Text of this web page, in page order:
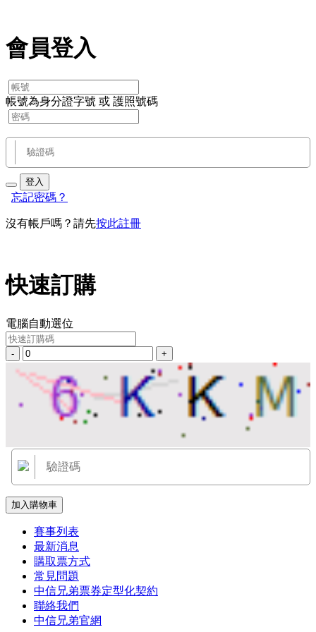
會員登入
帳號為身分證字號 或 護照號碼
登入
忘記密碼？
沒有帳戶嗎？請先按此註冊
快速訂購
電腦自動選位
- +
加入購物車
賽事列表
最新消息
購取票方式
常見問題
中信兄弟票券定型化契約
聯絡我們
中信兄弟官網